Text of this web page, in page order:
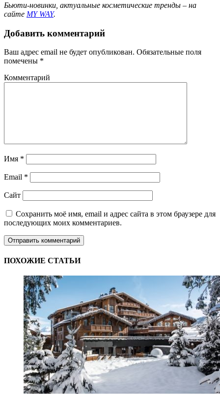
Бьюти-новинки, актуальные косметические тренды – на
сайте MY WAY.
Добавить комментарий
Ваш адрес email не будет опубликован. Обязательные поля
помечены *
Комментарий
Имя *
Email *
Сайт
Сохранить моё имя, email и адрес сайта в этом браузере для
последующих моих комментариев.
ПОХОЖИЕ СТАТЬИ